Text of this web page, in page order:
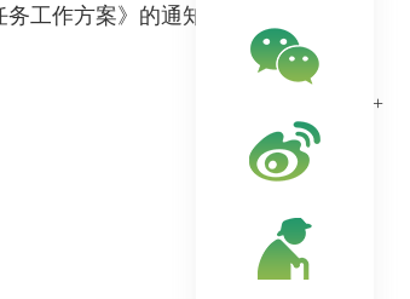
工作方案》的通知
更多+